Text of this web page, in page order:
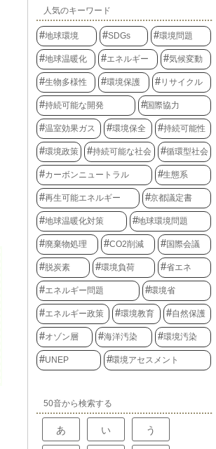
人気のキーワード
地球環境 SDGs 環境問題
地球温暖化 エネルギー 気候変動
生物多様性 環境保護 リサイクル
持続可能な開発 国際協力
温室効果ガス 環境保全 持続可能性
環境政策 持続可能な社会 循環型社会
カーボンニュートラル 生態系
再生可能エネルギー 京都議定書
地球温暖化対策 地球環境問題
廃棄物処理 CO2削減 国際会議
脱炭素 環境負荷 省エネ
エネルギー問題 環境省
エネルギー政策 環境教育 自然保護
オゾン層 海洋汚染 環境汚染
UNEP 環境アセスメント
50音から検索する
あ い う